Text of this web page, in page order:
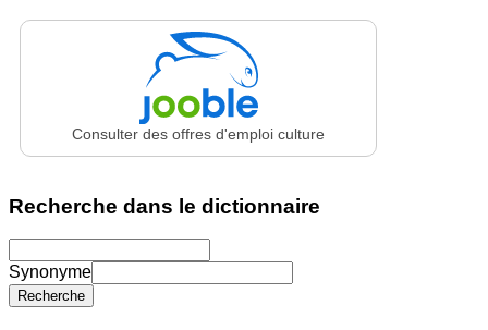
Consulter des offres d'emploi culture
Recherche dans le dictionnaire
Synonyme
Recherche